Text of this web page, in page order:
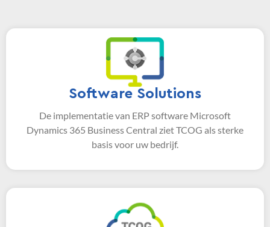
Software Solutions
De implementatie van ERP software Microsoft
Dynamics 365 Business Central ziet TCOG als sterke
basis voor uw bedrijf.